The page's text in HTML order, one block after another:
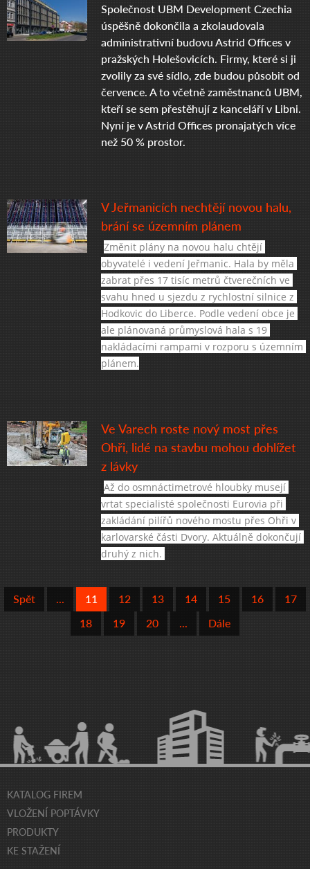
Společnost UBM Development Czechia
úspěšně dokončila a zkolaudovala
administrativní budovu Astrid Offices v
pražských Holešovicích. Firmy, které si ji
zvolily za své sídlo, zde budou působit od
července. A to včetně zaměstnanců UBM,
kteří se sem přestěhují z kanceláří v Libni.
Nyní je v Astrid Offices pronajatých více
než 50 % prostor.
V Jeřmanicích nechtějí novou halu,
brání se územním plánem
Změnit plány na novou halu chtějí
obyvatelé i vedení Jeřmanic. Hala by měla
zabrat přes 17 tisíc metrů čtverečních ve
svahu hned u sjezdu z rychlostní silnice z
Hodkovic do Liberce. Podle vedení obce je
ale plánovaná průmyslová hala s 19
nakládacími rampami v rozporu s územním
plánem.
Ve Varech roste nový most přes
Ohři, lidé na stavbu mohou dohlížet
z lávky
Až do osmnáctimetrové hloubky musejí
vrtat specialisté společnosti Eurovia při
zakládání pilířů nového mostu přes Ohři v
karlovarské části Dvory. Aktuálně dokončují
druhý z nich.
Spět ... 11 12 13 14 15 16
17
18
19 20 ... Dále
KATALOG FIREM
VLOŽENÍ POPTÁVKY
PRODUKTY
KE STAŽENÍ